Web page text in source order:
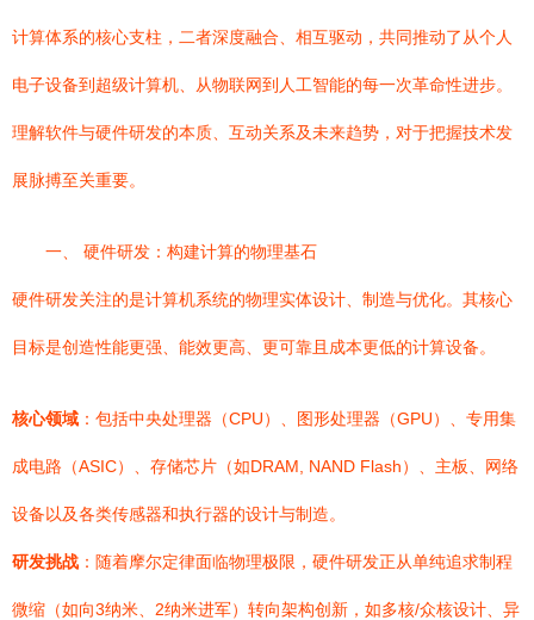
计算体系的核心支柱，二者深度融合、相互驱动，共同推动了从个人
电子设备到超级计算机、从物联网到人工智能的每一次革命性进步。
理解软件与硬件研发的本质、互动关系及未来趋势，对于把握技术发
展脉搏至关重要。
一、 硬件研发：构建计算的物理基石
硬件研发关注的是计算机系统的物理实体设计、制造与优化。其核心
目标是创造性能更强、能效更高、更可靠且成本更低的计算设备。
核心领域 ：包括中央处理器（CPU）、图形处理器（GPU）、专用集
成电路（ASIC）、存储芯片（如DRAM, NAND Flash）、主板、网络
设备以及各类传感器和执行器的设计与制造。
研发挑战 ：随着摩尔定律面临物理极限，硬件研发正从单纯追求制程
微缩（如向3纳米、2纳米进军）转向架构创新，如多核/众核设计、异